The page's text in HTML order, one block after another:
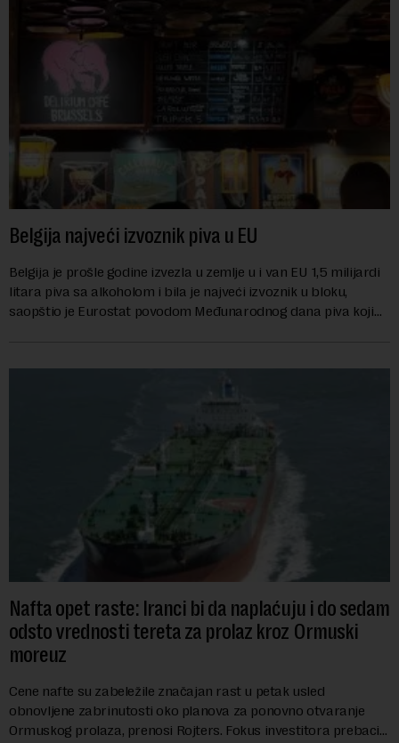
Belgija najveći izvoznik piva u EU
Belgija je prošle godine izvezla u zemlje u i van EU 1,5 milijardi
litara piva sa alkoholom i bila je najveći izvoznik u bloku,
saopštio je Eurostat povodom Međunarodnog dana piva koji
Nafta opet raste: Iranci bi da naplaćuju i do sedam
odsto vrednosti tereta za prolaz kroz Ormuski
moreuz
Cene nafte su zabeležile značajan rast u petak usled
obnovljene zabrinutosti oko planova za ponovno otvaranje
Ormuskog prolaza, prenosi Rojters. Fokus investitora prebacio